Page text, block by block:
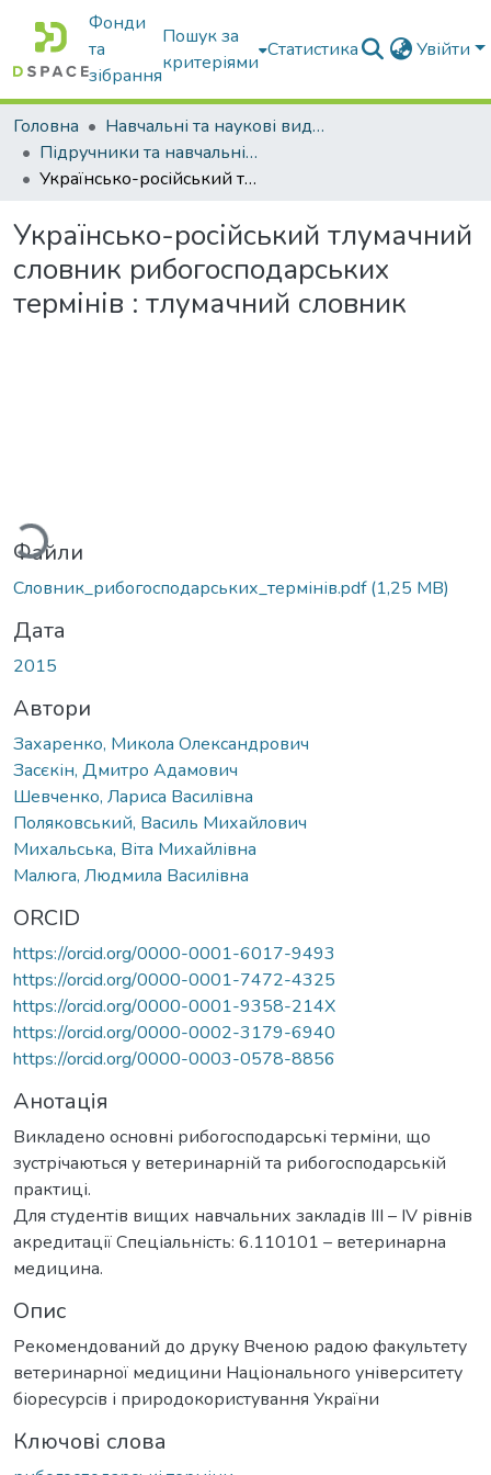
Фонди
та
зібрання
Пошук за
критеріями
Статистика Увійти
Головна
Навчальні та наукові видання
Підручники та навчальні посібники
Українсько-російський тлумачний словник рибогосподарських термінів : тлумачний словник
Українсько-російський тлумачний
словник рибогосподарських
термінів : тлумачний словник
Файли
Словник_рибогосподарських_термінів.pdf(1,25 MB)
Дата
2015
Автори
Захаренко, Микола Олександрович
Засєкін, Дмитро Адамович
Шевченко, Лариса Василівна
Поляковський, Василь Михайлович
Михальська, Віта Михайлівна
Малюга, Людмила Василівна
ORCID
https://orcid.org/0000-0001-6017-9493
https://orcid.org/0000-0001-7472-4325
https://orcid.org/0000-0001-9358-214X
https://orcid.org/0000-0002-3179-6940
https://orcid.org/0000-0003-0578-8856
Анотація
Викладено основні рибогосподарські терміни, що
зустрічаються у ветеринарній та рибогосподарській
практиці.
Для студентів вищих навчальних закладів ІІІ – ІV рівнів
акредитації Спеціальність: 6.110101 – ветеринарна
медицина.
Опис
Рекомендований до друку Вченою радою факультету
ветеринарної медицини Національного університету
біоресурсів і природокористування України
Ключові слова